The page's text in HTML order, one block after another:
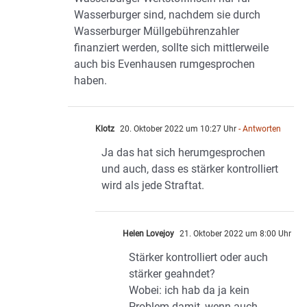
Wasserburger sind, nachdem sie durch
Wasserburger Müllgebührenzahler
finanziert werden, sollte sich mittlerweile
auch bis Evenhausen rumgesprochen
haben.
Klotz 20. Oktober 2022 um 10:27 Uhr - Antworten
Ja das hat sich herumgesprochen
und auch, dass es stärker kontrolliert
wird als jede Straftat.
Helen Lovejoy 21. Oktober 2022 um 8:00 Uhr
Stärker kontrolliert oder auch
stärker geahndet?
Wobei: ich hab da ja kein